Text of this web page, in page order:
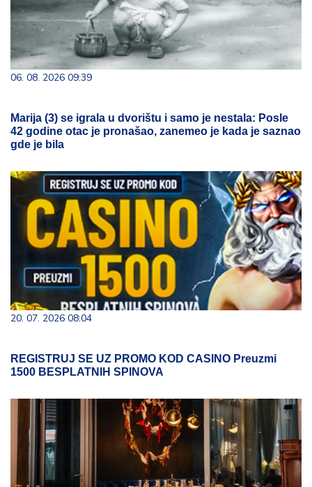
06. 08. 2026 09:39
Marija (3) se igrala u dvorištu i samo je nestala: Posle
42 godine otac je pronašao, zanemeo je kada je saznao
gde je bila
20. 07. 2026 08:04
REGISTRUJ SE UZ PROMO KOD CASINO Preuzmi
1500 BESPLATNIH SPINOVA